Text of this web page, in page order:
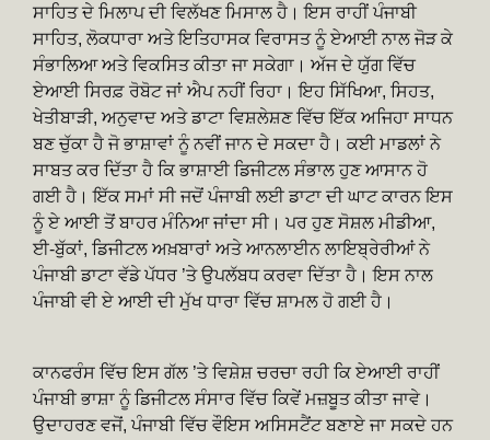
ਸਾਹਿਤ ਦੇ ਮਿਲਾਪ ਦੀ ਵਿਲੱਖਣ ਮਿਸਾਲ ਹੈ। ਇਸ ਰਾਹੀਂ ਪੰਜਾਬੀ
ਸਾਹਿਤ, ਲੋਕਧਾਰਾ ਅਤੇ ਇਤਿਹਾਸਕ ਵਿਰਾਸਤ ਨੂੰ ਏਆਈ ਨਾਲ ਜੋੜ ਕੇ
ਸੰਭਾਲਿਆ ਅਤੇ ਵਿਕਸਿਤ ਕੀਤਾ ਜਾ ਸਕੇਗਾ। ਅੱਜ ਦੇ ਯੁੱਗ ਵਿੱਚ
ਏਆਈ ਸਿਰਫ਼ ਰੋਬੋਟ ਜਾਂ ਐਪ ਨਹੀਂ ਰਿਹਾ। ਇਹ ਸਿੱਖਿਆ, ਸਿਹਤ,
ਖੇਤੀਬਾੜੀ, ਅਨੁਵਾਦ ਅਤੇ ਡਾਟਾ ਵਿਸ਼ਲੇਸ਼ਣ ਵਿੱਚ ਇੱਕ ਅਜਿਹਾ ਸਾਧਨ
ਬਣ ਚੁੱਕਾ ਹੈ ਜੋ ਭਾਸ਼ਾਵਾਂ ਨੂੰ ਨਵੀਂ ਜਾਨ ਦੇ ਸਕਦਾ ਹੈ। ਕਈ ਮਾਡਲਾਂ ਨੇ
ਸਾਬਤ ਕਰ ਦਿੱਤਾ ਹੈ ਕਿ ਭਾਸ਼ਾਈ ਡਿਜੀਟਲ ਸੰਭਾਲ ਹੁਣ ਆਸਾਨ ਹੋ
ਗਈ ਹੈ। ਇੱਕ ਸਮਾਂ ਸੀ ਜਦੋਂ ਪੰਜਾਬੀ ਲਈ ਡਾਟਾ ਦੀ ਘਾਟ ਕਾਰਨ ਇਸ
ਨੂੰ ਏ ਆਈ ਤੋਂ ਬਾਹਰ ਮੰਨਿਆ ਜਾਂਦਾ ਸੀ। ਪਰ ਹੁਣ ਸੋਸ਼ਲ ਮੀਡੀਆ,
ਈ-ਬੁੱਕਾਂ, ਡਿਜੀਟਲ ਅਖ਼ਬਾਰਾਂ ਅਤੇ ਆਨਲਾਈਨ ਲਾਇਬ੍ਰੇਰੀਆਂ ਨੇ
ਪੰਜਾਬੀ ਡਾਟਾ ਵੱਡੇ ਪੱਧਰ ’ਤੇ ਉਪਲੱਬਧ ਕਰਵਾ ਦਿੱਤਾ ਹੈ। ਇਸ ਨਾਲ
ਪੰਜਾਬੀ ਵੀ ਏ ਆਈ ਦੀ ਮੁੱਖ ਧਾਰਾ ਵਿੱਚ ਸ਼ਾਮਲ ਹੋ ਗਈ ਹੈ।
ਕਾਨਫਰੰਸ ਵਿੱਚ ਇਸ ਗੱਲ ’ਤੇ ਵਿਸ਼ੇਸ਼ ਚਰਚਾ ਰਹੀ ਕਿ ਏਆਈ ਰਾਹੀਂ
ਪੰਜਾਬੀ ਭਾਸ਼ਾ ਨੂੰ ਡਿਜੀਟਲ ਸੰਸਾਰ ਵਿੱਚ ਕਿਵੇਂ ਮਜ਼ਬੂਤ ਕੀਤਾ ਜਾਵੇ।
ਉਦਾਹਰਣ ਵਜੋਂ, ਪੰਜਾਬੀ ਵਿੱਚ ਵੌਇਸ ਅਸਿਸਟੈਂਟ ਬਣਾਏ ਜਾ ਸਕਦੇ ਹਨ